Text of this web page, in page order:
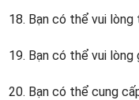
Bạn có thể vui lòng
Bạn có thể vui
Bạn có thể cung